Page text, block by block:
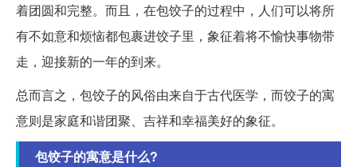
着团圆和完整。而且，在包饺子的过程中，人们可以将所
有不如意和烦恼都包裹进饺子里，象征着将不愉快事物带
走，迎接新的一年的到来。
总而言之，包饺子的风俗由来自于古代医学，而饺子的寓
意则是家庭和谐团聚、吉祥和幸福美好的象征。
包饺子的寓意是什么?